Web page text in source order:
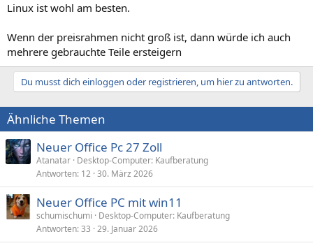
Linux ist wohl am besten.
Wenn der preisrahmen nicht groß ist, dann würde ich auch
mehrere gebrauchte Teile ersteigern
Du musst dich einloggen oder registrieren, um hier zu antworten.
Ähnliche Themen
Neuer Office Pc 27 Zoll
Atanatar Desktop-Computer: Kaufberatung
Antworten 12 30. März 2026
Neuer Office PC mit win11
schumischumi
Desktop-Computer: Kaufberatung
Antworten 33 29. Januar 2026